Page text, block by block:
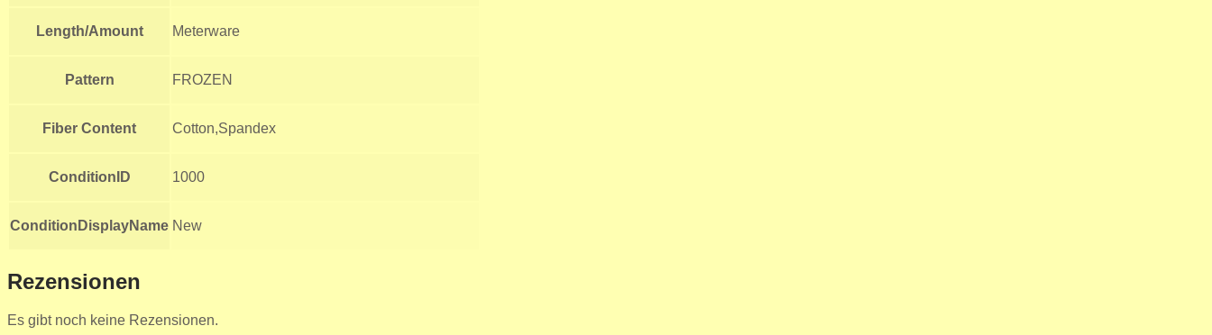
Length/Amount Meterware
Pattern FROZEN
Fiber Content Cotton,Spandex
ConditionID 1000
ConditionDisplayName New
Rezensionen
Es gibt noch keine Rezensionen.